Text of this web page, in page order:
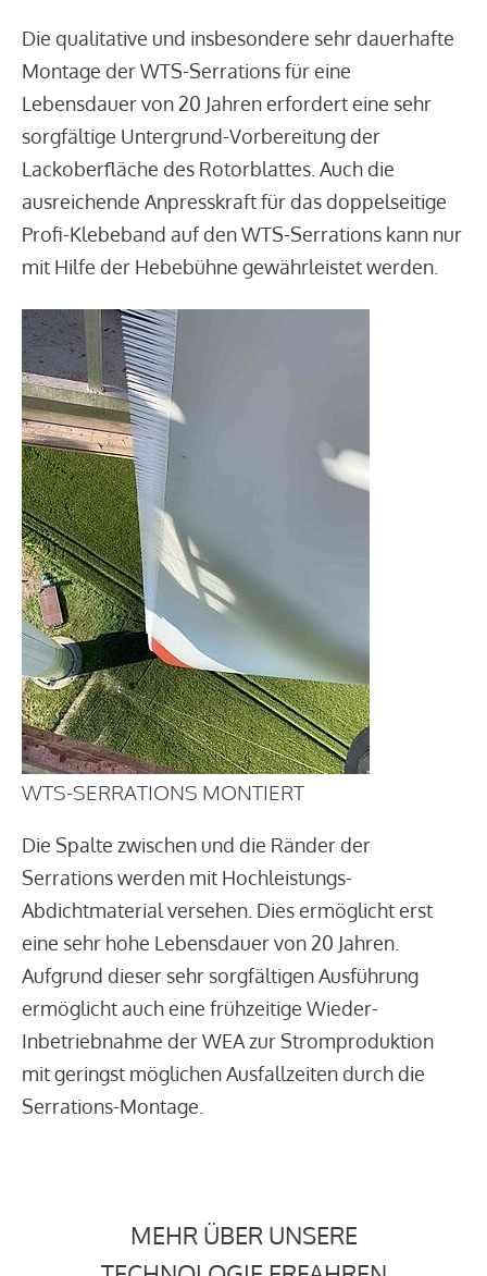
Die qualitative und insbesondere sehr dauerhafte
Montage der WTS-Serrations für eine
Lebensdauer von 20 Jahren erfordert eine sehr
sorgfältige Untergrund-Vorbereitung der
Lackoberfläche des Rotorblattes. Auch die
ausreichende Anpresskraft für das doppelseitige
Profi-Klebeband auf den WTS-Serrations kann nur
mit Hilfe der Hebebühne gewährleistet werden.
WTS-SERRATIONS MONTIERT
Die Spalte zwischen und die Ränder der
Serrations werden mit Hochleistungs-
Abdichtmaterial versehen. Dies ermöglicht erst
eine sehr hohe Lebensdauer von 20 Jahren.
Aufgrund dieser sehr sorgfältigen Ausführung
ermöglicht auch eine frühzeitige Wieder-
Inbetriebnahme der WEA zur Stromproduktion
mit geringst möglichen Ausfallzeiten durch die
Serrations-Montage.
MEHR ÜBER UNSERE